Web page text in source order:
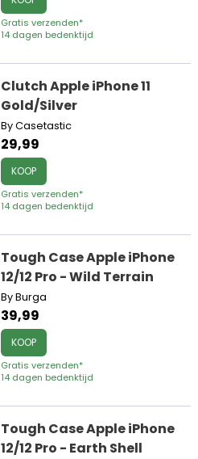
Gratis verzenden*
14 dagen bedenktijd
Clutch Apple iPhone 11
Gold/Silver
By Casetastic
29,99
KOOP
Gratis verzenden*
14 dagen bedenktijd
Tough Case Apple iPhone
12/12 Pro - Wild Terrain
By Burga
39,99
KOOP
Gratis verzenden*
14 dagen bedenktijd
Tough Case Apple iPhone
12/12 Pro - Earth Shell